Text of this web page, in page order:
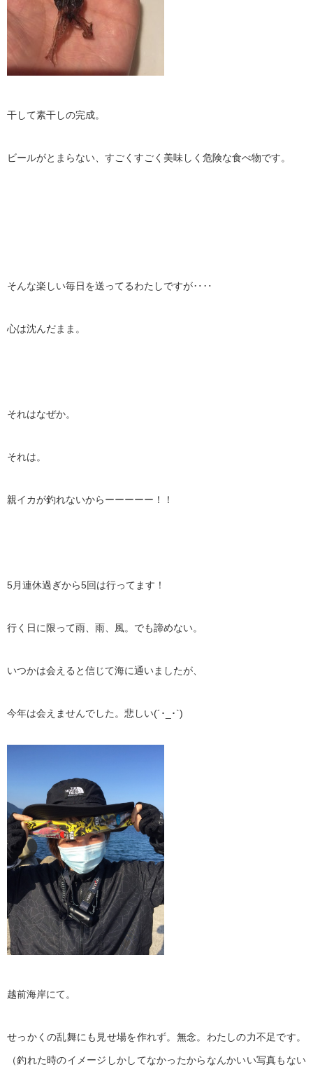
干して素干しの完成。
ビールがとまらない、すごくすごく美味しく危険な食べ物です。
そんな楽しい毎日を送ってるわたしですが‥‥
心は沈んだまま。
それはなぜか。
それは。
親イカが釣れないからーーーーー！！
5月連休過ぎから5回は行ってます！
行く日に限って雨、雨、風。でも諦めない。
いつかは会えると信じて海に通いましたが、
今年は会えませんでした。悲しい(´･_･`)
越前海岸にて。
せっかくの乱舞にも見せ場を作れず。無念。わたしの力不足です。
（釣れた時のイメージしかしてなかったからなんかいい写真もない